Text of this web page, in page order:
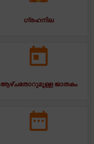
ഗ്രഹനില
ആഴ്ചതോറുമുള്ള ജാതകം